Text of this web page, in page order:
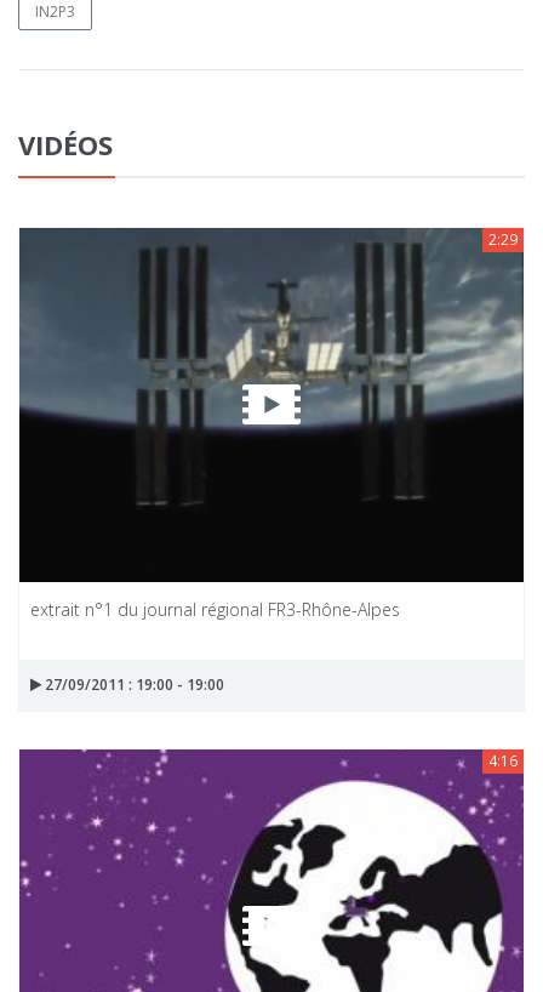
IN2P3
VIDÉOS
2:29
extrait n°1 du journal régional FR3-Rhône-Alpes
27/09/2011 : 19:00 - 19:00
4:16